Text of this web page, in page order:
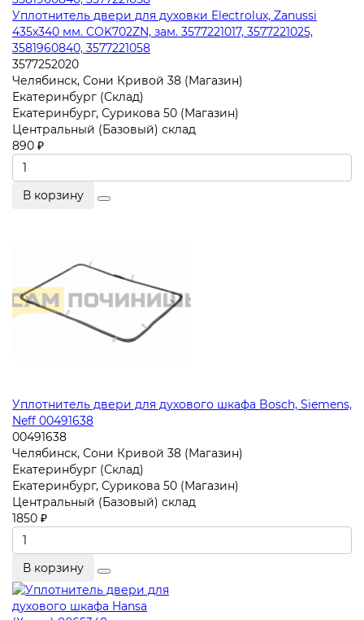
Уплотнитель двери для духовки Electrolux, Zanussi
435x340 мм. COK702ZN, зам. 3577221017, 3577221025,
3581960840, 3577221058
3577252020
Челябинск, Сони Кривой 38 (Магазин)
Екатеринбург (Склад)
Екатеринбург, Сурикова 50 (Магазин)
Центральный (Базовый) склад
890 ₽
В корзину
Уплотнитель двери для духового шкафа Bosch, Siemens,
Neff 00491638
00491638
Челябинск, Сони Кривой 38 (Магазин)
Екатеринбург (Склад)
Екатеринбург, Сурикова 50 (Магазин)
Центральный (Базовый) склад
1850 ₽
В корзину